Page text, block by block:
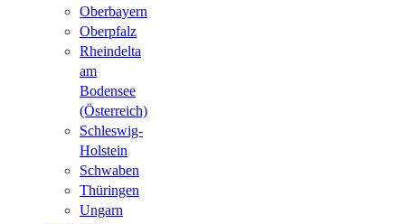
Oberbayern
Oberpfalz
Rheindelta
am
Bodensee
(Österreich)
Schleswig-
Holstein
Schwaben
Thüringen
Ungarn